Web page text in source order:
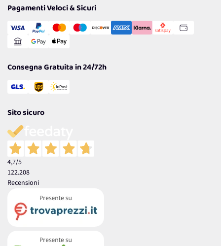
Cookie Policy
Gestisci Cookie
Reso Facile e Veloce
Pagamenti Veloci & Sicuri
Consegna Gratuita in 24/72h
Sito sicuro
4,7/5
122.208
Recensioni